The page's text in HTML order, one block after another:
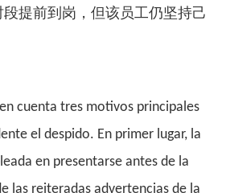
段提前到岗，但该员工仍坚持己
cuenta tres motivos principales
el despido. En primer lugar, la
en presentarse antes de la
las reiteradas advertencias de la